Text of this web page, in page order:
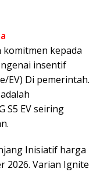
kepada
insentif
EV) Di pemerintah.
S5 EV seiring
Inisiatif harga
2026. Varian Ignite